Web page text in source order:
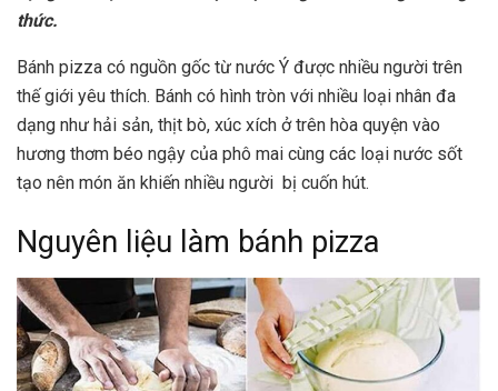
thức.
Bánh pizza có nguồn gốc từ nước Ý được nhiều người trên
thế giới yêu thích. Bánh có hình tròn với nhiều loại nhân đa
dạng như hải sản, thịt bò, xúc xích ở trên hòa quyện vào
hương thơm béo ngậy của phô mai cùng các loại nước sốt
tạo nên món ăn khiến nhiều người bị cuốn hút.
Nguyên liệu làm bánh pizza